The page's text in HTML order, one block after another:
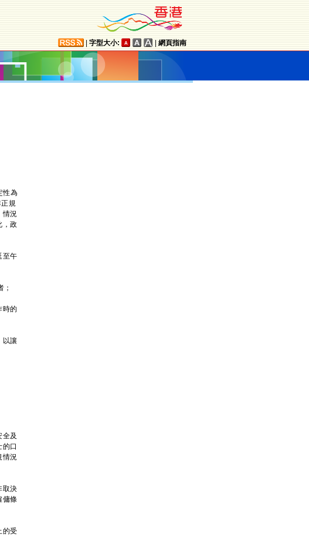
字型大小: 網頁指南
性為
規
情況
，政
至午
時的
以讓
及
口
情況
取決
傭條
的受